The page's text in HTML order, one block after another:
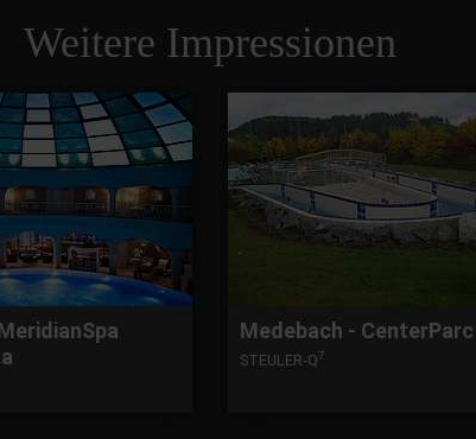
Weitere Impressionen
Medebach - CenterParc
STEULER-Q7